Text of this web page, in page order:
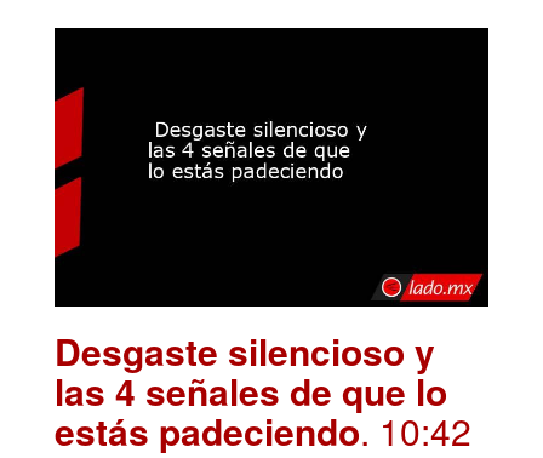
Desgaste silencioso y
las 4 señales de que lo
estás padeciendo. 10:42